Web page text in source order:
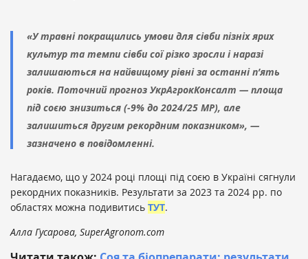
«У травні покращились умови для сівби пізніх ярих
культур та темпи сівби сої різко зросли і наразі
залишаються на найвищому рівні за останні п’ять
років. Поточний прогноз УкрАгрокКонсалт — площа
під соєю знизиться (-9% до 2024/25 МР), але
залишиться другим рекордним показником», —
зазначено в повідомленні.
Нагадаємо, що у 2024 році площі під соєю в Україні сягнули
рекордних показників. Результати за 2023 та 2024 рр. по
областях можна подивитись ТУТ.
Алла Гусарова, SuperAgronom.com